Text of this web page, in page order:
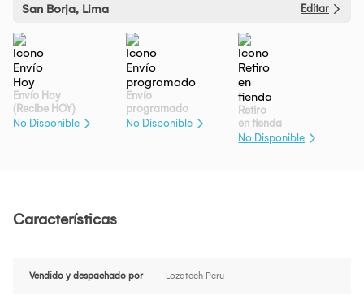
San Borja, Lima Editar
Envío Hoy
(Recibe HOY)
No Disponible
Envío
programado
No Disponible
Retiro
en tienda
No Disponible
Características
Vendido y despachado por Lozatech Peru